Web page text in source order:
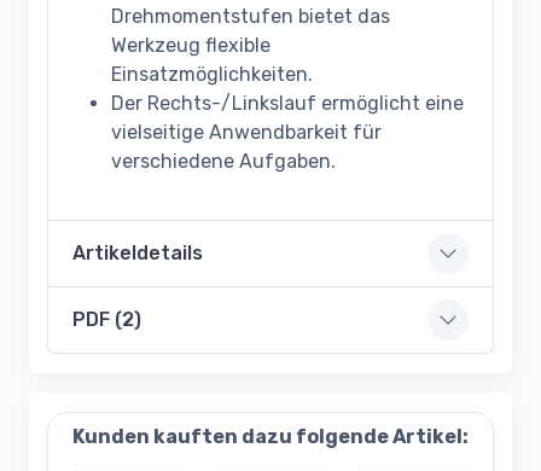
Drehmomentstufen bietet das
Werkzeug flexible
Einsatzmöglichkeiten.
Der Rechts-/Linkslauf ermöglicht eine
vielseitige Anwendbarkeit für
verschiedene Aufgaben.
Artikeldetails
PDF (2)
Kunden kauften dazu folgende Artikel: